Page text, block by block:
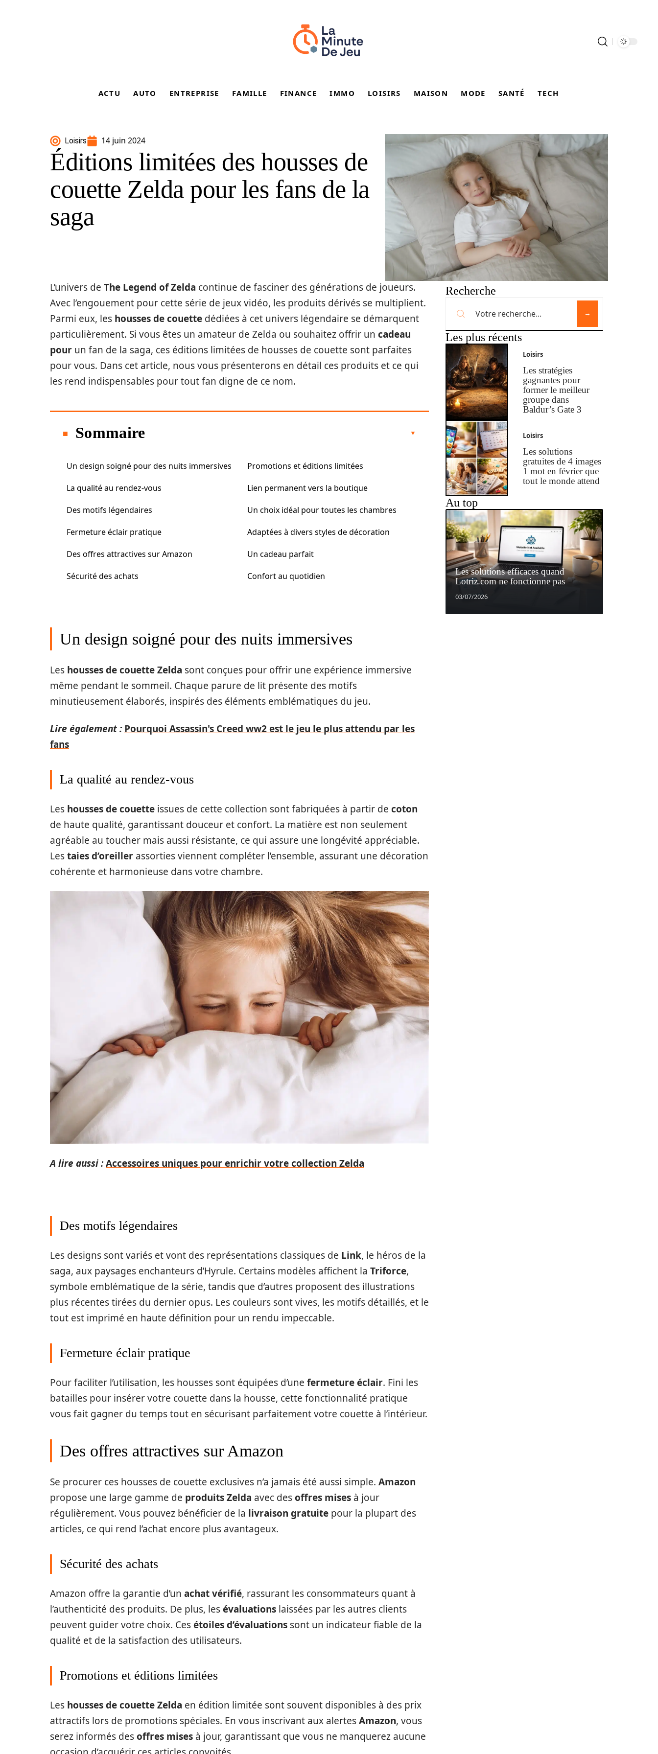
ACTU AUTO ENTREPRISE FAMILLE FINANCE IMMO LOISIRS MAISON MODE SANTÉ TECH
Loisirs 14 juin 2024
Éditions limitées des housses de
couette Zelda pour les fans de la
saga
L’univers de The Legend of Zelda continue de fasciner des générations de joueurs.
Avec l’engouement pour cette série de jeux vidéo, les produits dérivés se multiplient.
Parmi eux, les housses de couette dédiées à cet univers légendaire se démarquent
particulièrement. Si vous êtes un amateur de Zelda ou souhaitez offrir un cadeau
pour un fan de la saga, ces éditions limitées de housses de couette sont parfaites
pour vous. Dans cet article, nous vous présenterons en détail ces produits et ce qui
les rend indispensables pour tout fan digne de ce nom.
Sommaire
Un design soigné pour des nuits immersives
La qualité au rendez-vous
Des motifs légendaires
Fermeture éclair pratique
Des offres attractives sur Amazon
Sécurité des achats
Promotions et éditions limitées
Lien permanent vers la boutique
Un choix idéal pour toutes les chambres
Adaptées à divers styles de décoration
Un cadeau parfait
Confort au quotidien
Un design soigné pour des nuits immersives
Les housses de couette Zelda sont conçues pour offrir une expérience immersive
même pendant le sommeil. Chaque parure de lit présente des motifs
minutieusement élaborés, inspirés des éléments emblématiques du jeu.
Lire également : Pourquoi Assassin's Creed ww2 est le jeu le plus attendu par les
fans
La qualité au rendez-vous
Les housses de couette issues de cette collection sont fabriquées à partir de coton
de haute qualité, garantissant douceur et confort. La matière est non seulement
agréable au toucher mais aussi résistante, ce qui assure une longévité appréciable.
Lestaies d’oreiller assorties viennent compléter l’ensemble, assurant une décoration
cohérente et harmonieuse dans votre chambre.
A lire aussi :Accessoires uniques pour enrichir votre collection Zelda
Des motifs légendaires
Les designs sont variés et vont des représentations classiques de Link, le héros de la
saga, aux paysages enchanteurs d’Hyrule. Certains modèles affichent la Triforce,
symbole emblématique de la série, tandis que d’autres proposent des illustrations
plus récentes tirées du dernier opus. Les couleurs sont vives, les motifs détaillés, et le
tout est imprimé en haute définition pour un rendu impeccable.
Fermeture éclair pratique
Pour faciliter l’utilisation, les housses sont équipées d’une fermeture éclair. Fini les
batailles pour insérer votre couette dans la housse, cette fonctionnalité pratique
vous fait gagner du temps tout en sécurisant parfaitement votre couette à l’intérieur.
Des offres attractives sur Amazon
Se procurer ces housses de couette exclusives n’a jamais été aussi simple. Amazon
propose une large gamme de produits Zelda avec desoffres mises à jour
régulièrement. Vous pouvez bénéficier de la livraison gratuite pour la plupart des
articles, ce qui rend l’achat encore plus avantageux.
Sécurité des achats
Amazon offre la garantie d’un achat vérifié, rassurant les consommateurs quant à
l’authenticité des produits. De plus, lesévaluations laissées par les autres clients
peuvent guider votre choix. Cesétoiles d’évaluations sont un indicateur fiable de la
qualité et de la satisfaction des utilisateurs.
Promotions et éditions limitées
Les housses de couette Zelda en édition limitée sont souvent disponibles à des prix
attractifs lors de promotions spéciales. En vous inscrivant aux alertesAmazon, vous
serez informés desoffres mises à jour, garantissant que vous ne manquerez aucune
Recherche
Les plus récents
Loisirs
Les stratégies
gagnantes pour
former le meilleur
groupe dans
Baldur’s Gate 3
Loisirs
Les solutions
gratuites de 4 images
1 mot en février que
tout le monde attend
Au top
Les solutions efficaces quand
Lotriz.com ne fonctionne pas
03/07/2026